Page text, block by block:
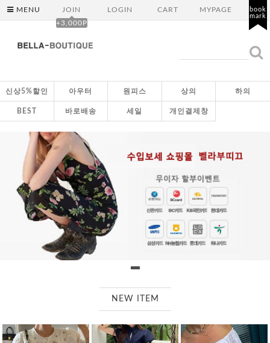
MENU
JOIN
+3,000P
LOGIN CART MYPAGE
book
mark
신상5%할인 아우터 원피스 상의 하의
BEST 바로배송 세일 개인결제창
NEW ITEM